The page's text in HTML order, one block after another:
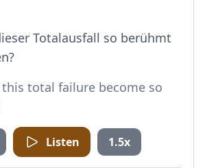
Totalausfall so berühmt
total failure become so
Listen 1.5x